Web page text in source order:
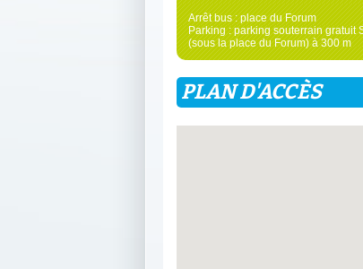
Arrêt bus : place du Forum
Parking : parking souterrain gratuit
(sous la place du Forum) à 300 m
PLAN D'ACCÈS